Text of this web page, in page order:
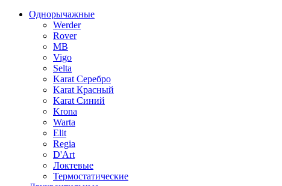
Однорычажные
Werder
Rover
MB
Vigo
Selta
Karat Серебро
Karat Красный
Karat Синий
Krona
Warta
Elit
Regia
D'Art
Локтевые
Термостатические